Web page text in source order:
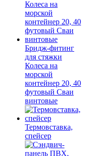
Бридж-фитинг
для стяжки
Колеса на
морской
контейнер 20, 40
футовый Сваи
винтовые
Термовставка,
спейсер